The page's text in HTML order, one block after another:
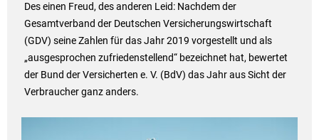
Des einen Freud, des anderen Leid: Nachdem der
Gesamtverband der Deutschen Versicherungswirtschaft
(GDV) seine Zahlen für das Jahr 2019 vorgestellt und als
„ausgesprochen zufriedenstellend“ bezeichnet hat, bewertet
der Bund der Versicherten e. V. (BdV) das Jahr aus Sicht der
Verbraucher ganz anders.